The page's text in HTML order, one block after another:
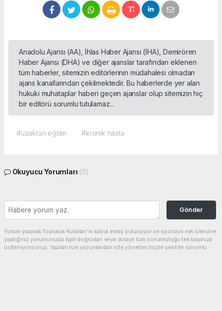
Anadolu Ajansı (AA), İhlas Haber Ajansı (İHA), Demirören
Haber Ajansı (DHA) ve diğer ajanslar tarafından eklenen
tüm haberler, sitemizin editörlerinin müdahalesi olmadan
ajans kanallarından çekilmektedir. Bu haberlerde yer alan
hukuki muhataplar haberi geçen ajanslar olup sitemizin hiç
bir editörü sorumlu tutulamaz...
#uzaktan eğitim #kronik hasta
Okuyucu Yorumları (0)
Gönder
Yorum yazarak Topluluk Kuralları’nı kabul etmiş bulunuyor ve sporbox.net sitesine
yaptığınız yorumunuzla ilgili doğrudan veya dolaylı tüm sorumluluğu tek başınıza
üstleniyorsunuz. Yazılan tüm yorumlardan site yönetimi hiçbir şekilde sorumlu